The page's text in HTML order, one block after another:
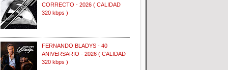
CORRECTO - 2026 ( CALIDAD
320 kbps )
FERNANDO BLADYS - 40
ANIVERSARIO - 2026 ( CALIDAD
320 kbps )